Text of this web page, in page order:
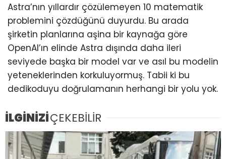
Astra’nın yıllardır çözülemeyen 10 matematik
problemini çözdüğünü duyurdu. Bu arada
şirketin planlarına aşina bir kaynağa göre
OpenAI’ın elinde Astra dışında daha ileri
seviyede başka bir model var ve asıl bu modelin
yeteneklerinden korkuluyormuş. Tabii ki bu
dedikoduyu doğrulamanın herhangi bir yolu yok.
İLGİNİZİÇEKEBİLİR